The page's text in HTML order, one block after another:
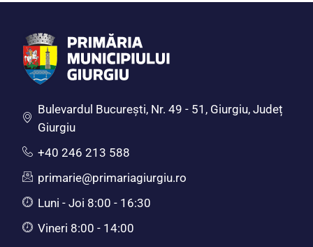
Bulevardul Bucureşti, Nr. 49 - 51, Giurgiu, Județ
Giurgiu
+40 246 213 588
primarie@primariagiurgiu.ro
Luni - Joi 8:00 - 16:30
Vineri 8:00 - 14:00